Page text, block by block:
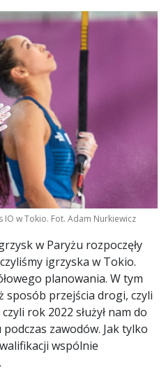
w Tokio. Fot. Adam Nurkiewicz
w Paryżu rozpoczęły
igrzyska w Tokio.
planowania. W tym
sposób przejścia drogi, czyli
rok 2022 służył nam do
zawodów. Jak tylko
wspólnie